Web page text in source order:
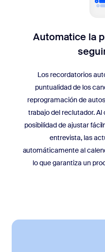
Automatice la
Los recordatorios
puntualidad de los
reprogramación de
trabajo del reclutador.
posibilidad de ajustar
entrevista, las
automáticamente al
lo que garantiza un